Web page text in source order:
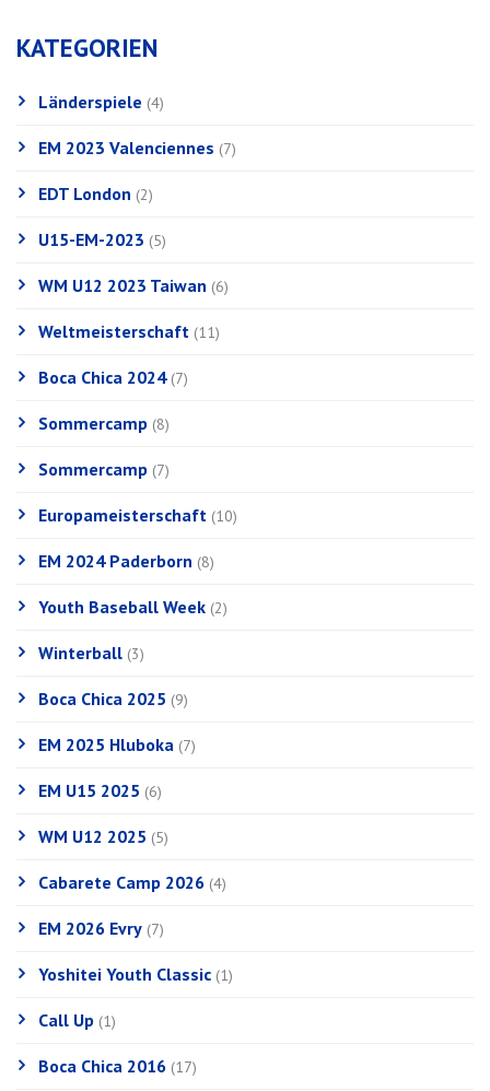
KATEGORIEN
Länderspiele (4)
EM 2023 Valenciennes (7)
EDT London (2)
U15-EM-2023 (5)
WM U12 2023 Taiwan (6)
Weltmeisterschaft (11)
Boca Chica 2024(7)
Sommercamp (8)
Sommercamp (7)
Europameisterschaft (10)
EM 2024 Paderborn (8)
Youth Baseball Week (2)
Winterball (3)
Boca Chica 2025 (9)
EM 2025 Hluboka (7)
EM U15 2025 (6)
WM U12 2025 (5)
Cabarete Camp 2026 (4)
EM 2026 Evry (7)
Yoshitei Youth Classic (1)
Call Up (1)
Boca Chica 2016 (17)